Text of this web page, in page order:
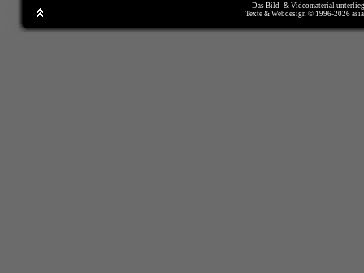
Das Bild- & Videomaterial
Texte & Webdesign © 1996-2026